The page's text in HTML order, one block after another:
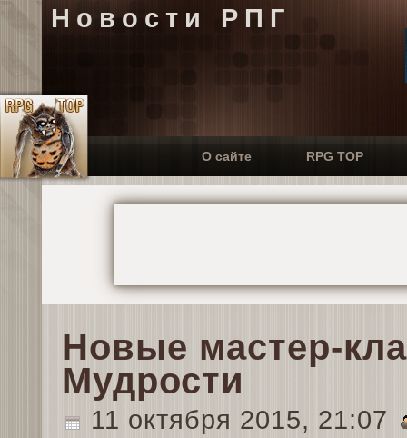
Новости РПГ
О сайте RPG TOP
Новые мастер-
Мудрости
11 октября 2015, 21:07